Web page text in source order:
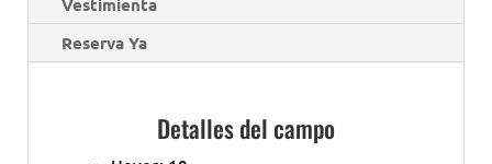
Detalles del campo
Hoyos: 18
Publico/Privado: Publico